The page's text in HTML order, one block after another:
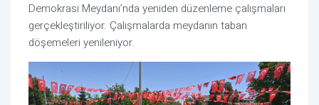
Demokrasi Meydanı’nda yeniden düzenleme çalışmaları
gerçekleştiriliyor. Çalışmalarda meydanın taban
döşemeleri yenileniyor.